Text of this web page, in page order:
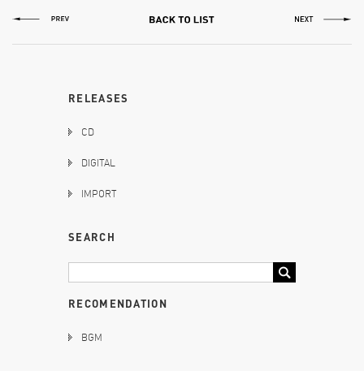
RELEASES
CD
DIGITAL
IMPORT
SEARCH
RECOMENDATION
BGM